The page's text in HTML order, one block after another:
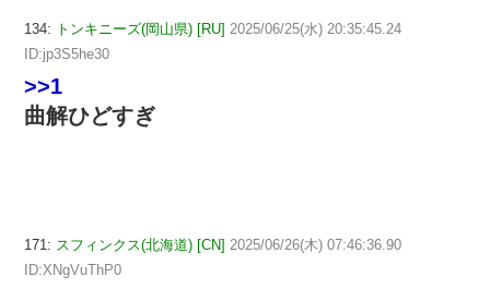
134: トンキニーズ(岡山県) [RU] 2025/06/25(水) 20:35:45.24
ID:jp3S5he30
>>1
曲解ひどすぎ
171: スフィンクス(北海道) [CN] 2025/06/26(木) 07:46:36.90
ID:XNgVuThP0